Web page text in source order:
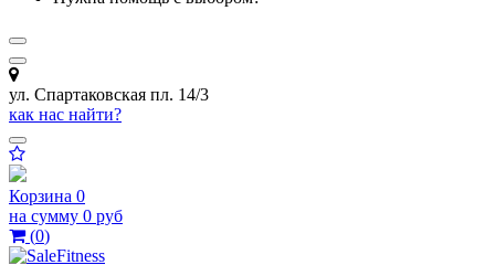
ул. Спартаковская пл. 14/3
как нас найти?
Корзина 0
на сумму 0 руб
(0)